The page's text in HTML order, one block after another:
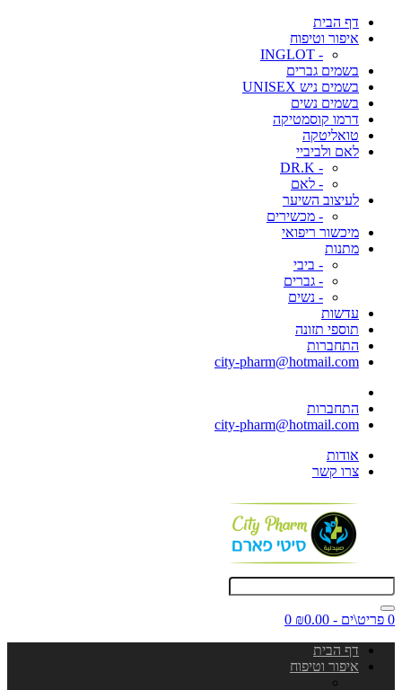
דף הבית
איפור וטיפוח
- INGLOT
בשמים גברים
בשמים ניש UNISEX
בשמים נשים
דרמו קוסמטיקה
טואליטקה
לאם ולביביי
- DR.K
- לאם
לעיצוב השיער
- מכשירים
מיכשור ריפואי
מתנות
- ביבי
- גברים
- נשים
עדשות
תוספי תזונה
התחברות
city-pharm@hotmail.com
התחברות
city-pharm@hotmail.com
אודות
צרו קשר
0 פריט\ים - ₪0.00
0
דף הבית
איפור וטיפוח